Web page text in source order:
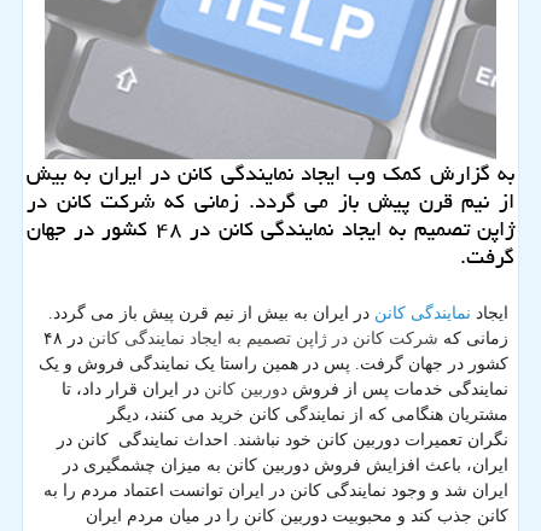
به گزارش كمك وب ایجاد نمایندگی كانن در ایران به بیش
از نیم قرن پیش باز می گردد. زمانی كه شركت كانن در
ژاپن تصمیم به ایجاد نمایندگی كانن در ۴۸ كشور در جهان
گرفت.
ایجاد نمایندگی کانن در ایران به بیش از نیم قرن پیش باز می گردد.
زمانی که شرکت کانن در ژاپن تصمیم به ایجاد نمایندگی کانن
در ۴۸
کشور در جهان گرفت. پس در همین راستا یک نمایندگی فروش و یک
نمایندگی خدمات پس از فروش دوربین کانن در ایران قرار داد، تا
مشتریان هنگامی که از نمایندگی کانن خرید می کنند، دیگر
نگران تعمیرات دوربین کانن خود نباشند. احداث نمایندگی کانن در
ایران، باعث افزایش فروش دوربین کانن به میزان چشمگیری در
ایران شد و وجود نمایندگی کانن در ایران توانست اعتماد مردم را به
کانن جذب کند و محبوبیت دوربین کانن را در میان مردم ایران